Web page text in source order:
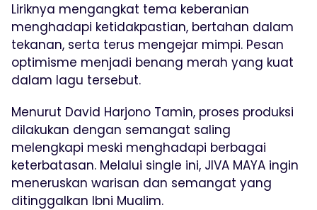
Liriknya mengangkat tema keberanian
menghadapi ketidakpastian, bertahan dalam
tekanan, serta terus mengejar mimpi. Pesan
optimisme menjadi benang merah yang kuat
dalam lagu tersebut.
Menurut David Harjono Tamin, proses produksi
dilakukan dengan semangat saling
melengkapi meski menghadapi berbagai
keterbatasan. Melalui single ini, JIVA MAYA ingin
meneruskan warisan dan semangat yang
ditinggalkan Ibni Mualim.